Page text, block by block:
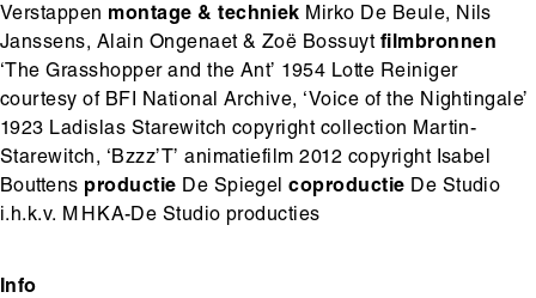
Verstappen montage & techniek Mirko De Beule, Nils
Janssens, Alain Ongenaet & Zoë Bossuyt filmbronnen
‘The Grasshopper and the Ant’ 1954 Lotte Reiniger
courtesy of BFI National Archive, ‘Voice of the Nightingale’
1923 Ladislas Starewitch copyright collection Martin-
Starewitch, ‘Bzzz’T’ animatiefilm 2012 copyright Isabel
Bouttens productie De Spiegelcoproductie De Studio
i.h.k.v. M HKA-De Studio producties
Info